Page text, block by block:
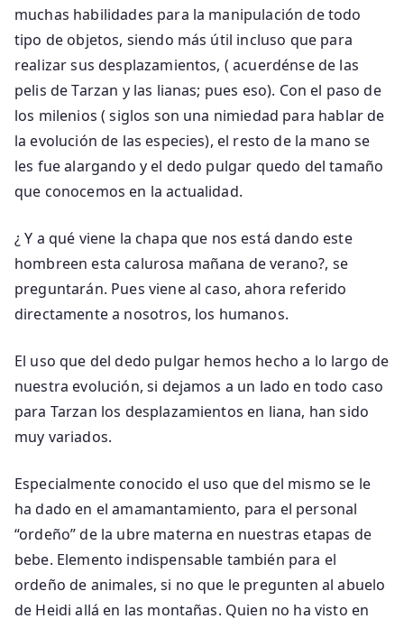
muchas habilidades para la manipulación de todo
tipo de objetos, siendo más útil incluso que para
realizar sus desplazamientos, ( acuerdénse de las
pelis de Tarzan y las lianas; pues eso). Con el paso de
los milenios ( siglos son una nimiedad para hablar de
la evolución de las especies), el resto de la mano se
les fue alargando y el dedo pulgar quedo del tamaño
que conocemos en la actualidad.
¿ Y a qué viene la chapa que nos está dando este
hombreen esta calurosa mañana de verano?, se
preguntarán. Pues viene al caso, ahora referido
directamente a nosotros, los humanos.
El uso que del dedo pulgar hemos hecho a lo largo de
nuestra evolución, si dejamos a un lado en todo caso
para Tarzan los desplazamientos en liana, han sido
muy variados.
Especialmente conocido el uso que del mismo se le
ha dado en el amamantamiento, para el personal
“ordeño” de la ubre materna en nuestras etapas de
bebe. Elemento indispensable también para el
ordeño de animales, si no que le pregunten al abuelo
de Heidi allá en las montañas. Quien no ha visto en